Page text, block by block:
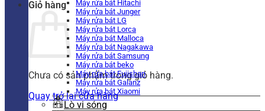
Giỏ hàng
Chưa có sản phẩm trong giỏ hàng.
Quay trở lại cửa hàng
Máy rửa bát Hitachi
Máy rửa bát Junger
Máy rửa bát LG
Máy rửa bát Lorca
Máy rửa bát Malloca
Máy rửa bát Nagakawa
Máy rửa bát Samsung
Máy rửa bát beko
Máy rửa bát Fujishan
Máy rửa bát Galanz
Máy rửa bát Xiaomi
Lò vi sóng